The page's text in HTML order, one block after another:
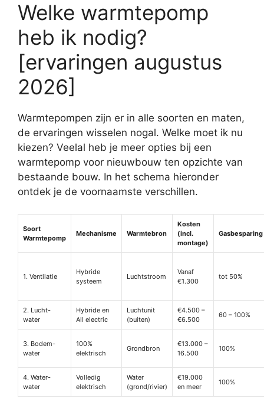
Welke warmtepomp
heb ik nodig?
[ervaringen augustus
2026]
Warmtepompen zijn er in alle soorten en maten,
de ervaringen wisselen nogal. Welke moet ik nu
kiezen? Veelal heb je meer opties bij een
warmtepomp voor nieuwbouw ten opzichte van
bestaande bouw. In het schema hieronder
ontdek je de voornaamste verschillen.
Soort
Warmtepomp
Mechanisme Warmtebron
Kosten
(incl.
montage)
Gasbesparing
1. Ventilatie
Hybride
systeem
Luchtstroom
Vanaf
€1.300
tot 50%
2. Lucht-
water
Hybride en
All electric
Luchtunit
(buiten)
€4.500 –
€6.500
60 – 100%
3. Bodem-
water
100%
elektrisch
Grondbron
€13.000 –
16.500
100%
4. Water-
water
Volledig
elektrisch
Water
(grond/rivier)
€19.000
en meer
100%